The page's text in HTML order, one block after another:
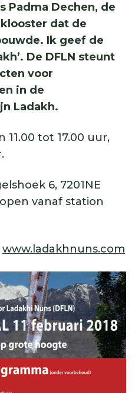
Padma Dechen, de
dat de
Ik geef de
De DFLN steunt
voor
in de
Ladakh.
11.00 tot 17.00 uur,
6, 7201NE
vanaf station
www.ladakhnuns.com